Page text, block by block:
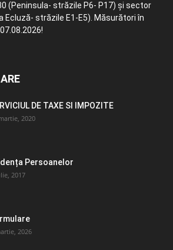
(Peninsula- străzile P6- P17) și sector
Ecluză- străzile E1-E5). Măsurători în
DE TAXE SI IMPOZITE
2020
Persoanelor
2017
2026